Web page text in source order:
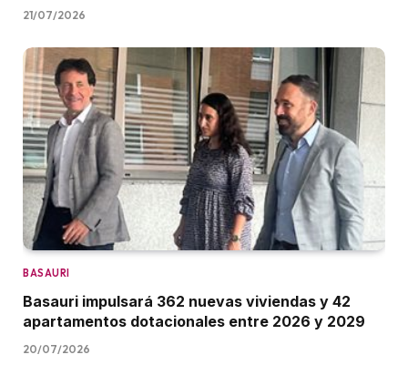
21/07/2026
BASAURI
Basauri impulsará 362 nuevas viviendas y 42
apartamentos dotacionales entre 2026 y 2029
20/07/2026